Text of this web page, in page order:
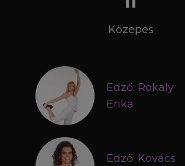
Közepes
Edző: Rokaly
Erika
Edző: Kovács